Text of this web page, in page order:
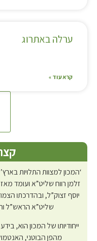
ערלה באתרוג
קרא עוד »
‘המכון למצוות התלויות
זלמן רווח שליט”א ועומד
יוסף זצוק”ל, ובהדרכתו
שליט”א הראש”ל
ייחודיותו של המכון הוא,
מהפן הבוטני,